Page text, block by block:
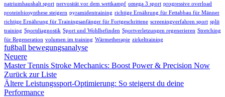
natriumhaushalt sport nervosität vor dem wettkampf omega 3 sport progressive overload
proteinbiosynthese steigern pyramidentraining richtige Ernährung für Fettabbau für Männer
richtige Ernährung für Trainingsanfänger für Fortgeschrittene screeningverfahren sport split
training Sportdiagnostik Sport und Wohlbefinden Sportverletzungen regenerieren Stretching
für Regeneration volumen im training Wärmetherapie zirkeltraining
fußball bewegungsanalyse
Neuere
Master Tennis Stroke Mechanics: Boost Power & Precision Now
Zurück zur Liste
Ältere Leistungssport-Optimierung: So steigerst du deine
Performance